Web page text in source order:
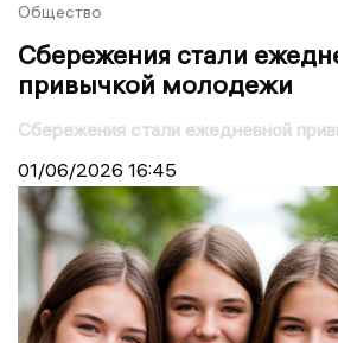
Общество
Сбережения стали
привычкой молодежи
Сбережения стали ежедневной
01/06/2026 16:45